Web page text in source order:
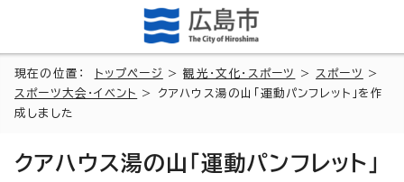
現在の位置： トップページ >観光・文化・スポーツ > スポーツ
>
スポーツ大会・イベント
> クアハウス湯の山「運動パンフレット」を作
成しました
クアハウス湯の山「運動パンフレット」